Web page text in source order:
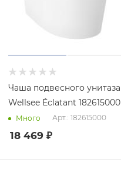
Чаша подвесного унитаза
Wellsee Éclatant 182615000
Много Арт.: 182615000
18 469 ₽